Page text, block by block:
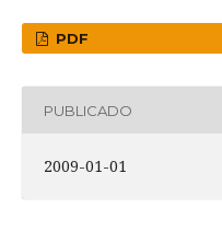
PDF
PUBLICADO
2009-01-01